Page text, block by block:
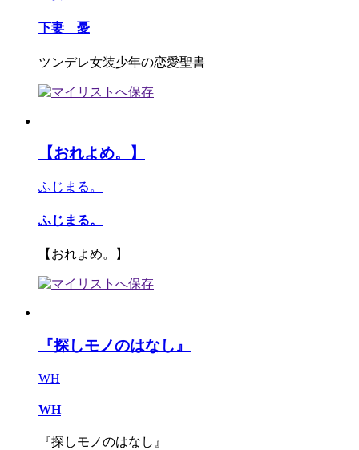
下妻 憂
ツンデレ女装少年の恋愛聖書
【おれよめ。】
ふじまる。
ふじまる。
【おれよめ。】
『探しモノのはなし』
WH
WH
『探しモノのはなし』